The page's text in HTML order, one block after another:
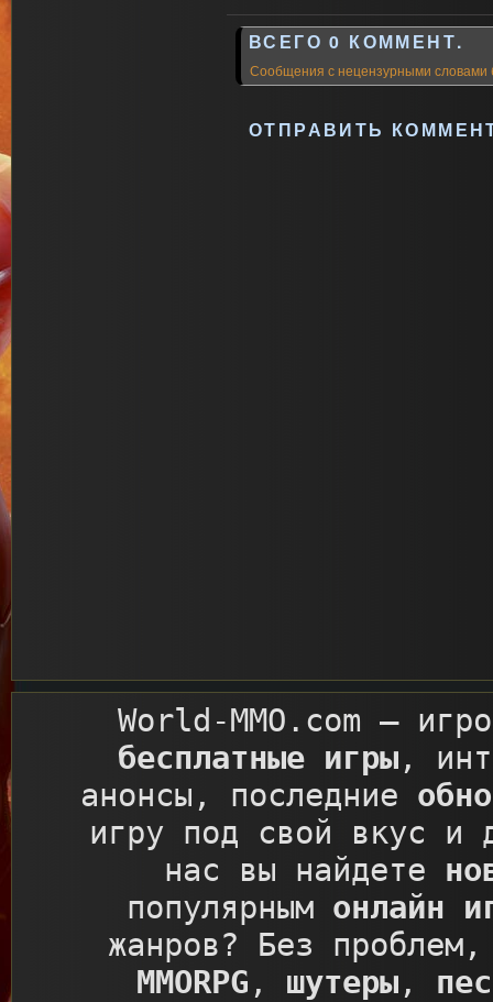
ВСЕГО 0 КОММЕНТ.
Сообщения с нецензурными словами
ОТПРАВИТЬ
World-MMO.com –
бесплатные игры,
анонсы, последние
игру под свой вкус и
нас вы найдете
популярным онлайн
жанров? Без
MMORPG , шутеры,